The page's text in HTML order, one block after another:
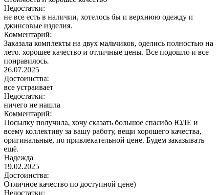
Недостатки:
не все есть в наличии, хотелось бы и верхнюю одежду и
джинсовые изделия.
Комментарий:
Заказала комплекты на двух мальчиков, оделись полностью на
лето. хорошее качество и отличные цены. Все подошло и все
понравилось.
26.07.2025
Достоинства:
все устраивает
Недостатки:
ничего не нашла
Комментарий:
Посылку получила, хочу сказать большое спасибо ЮЛЕ и
всему коллективу за вашу работу, вещи хорошего качества,
оригинальные, по привлекательной цене. Будем заказывать
ещё.
Надежда
19.02.2025
Достоинства:
Отличное качество по доступной цене)
Недостатки: